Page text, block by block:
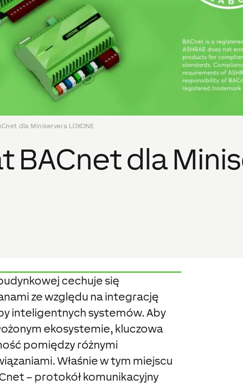
dla Miniservera LOXONE
BACnet dla
cechuje się
ze względu na integrację
inteligentnych systemów. Aby
ekosystemie, kluczowa
pomiędzy różnymi
Właśnie w tym miejscu
– protokół komunikacyjny